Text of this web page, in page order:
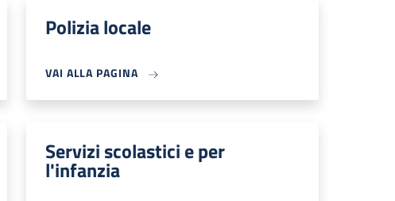
Polizia locale
VAI ALLA PAGINA
Servizi scolastici e per
l'infanzia